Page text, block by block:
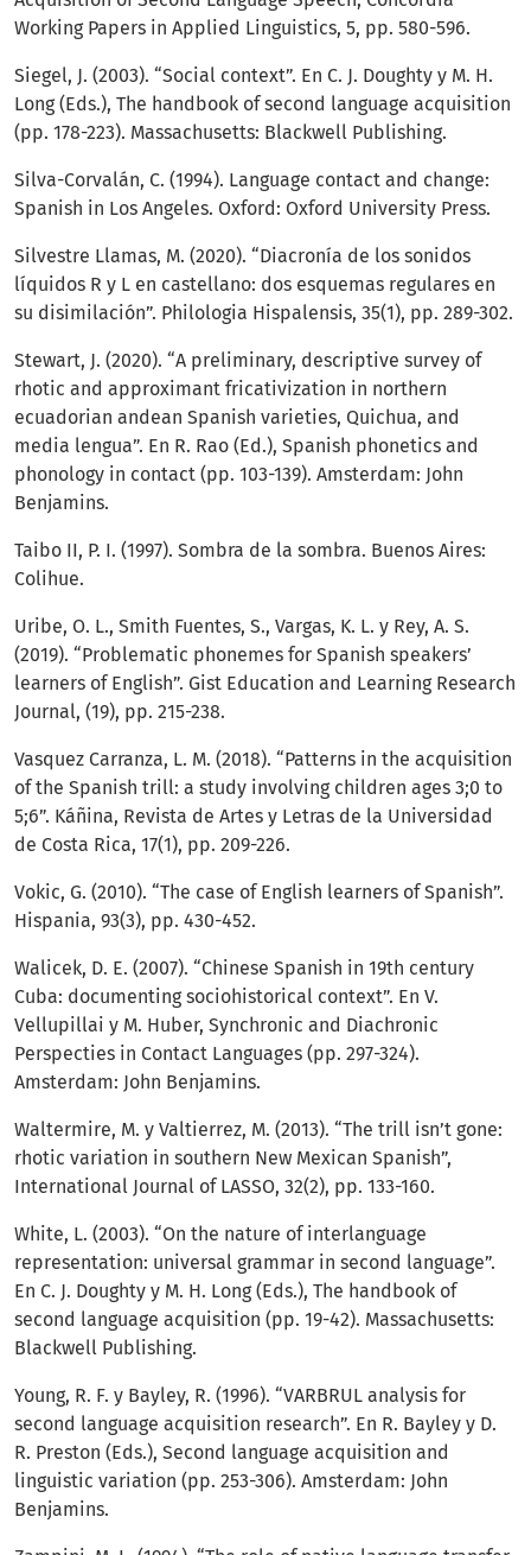
Working Papers in Applied Linguistics, 5, pp. 580-596.
Siegel, J. (2003). “Social context”. En C. J. Doughty y M. H.
Long (Eds.), The handbook of second language acquisition
(pp. 178-223). Massachusetts: Blackwell Publishing.
Silva-Corvalán, C. (1994). Language contact and change:
Spanish in Los Angeles. Oxford: Oxford University Press.
Silvestre Llamas, M. (2020). “Diacronía de los sonidos
líquidos R y L en castellano: dos esquemas regulares en
su disimilación”. Philologia Hispalensis, 35(1), pp. 289-302.
Stewart, J. (2020). “A preliminary, descriptive survey of
rhotic and approximant fricativization in northern
ecuadorian andean Spanish varieties, Quichua, and
media lengua”. En R. Rao (Ed.), Spanish phonetics and
phonology in contact (pp. 103-139). Amsterdam: John
Benjamins.
Taibo II, P. I. (1997). Sombra de la sombra. Buenos Aires:
Colihue.
Uribe, O. L., Smith Fuentes, S., Vargas, K. L. y Rey, A. S.
(2019). “Problematic phonemes for Spanish speakers’
learners of English”. Gist Education and Learning Research
Journal, (19), pp. 215-238.
Vasquez Carranza, L. M. (2018). “Patterns in the acquisition
of the Spanish trill: a study involving children ages 3;0 to
5;6”. Káñina, Revista de Artes y Letras de la Universidad
de Costa Rica, 17(1), pp. 209-226.
Vokic, G. (2010). “The case of English learners of Spanish”.
Hispania, 93(3), pp. 430-452.
Walicek, D. E. (2007). “Chinese Spanish in 19th century
Cuba: documenting sociohistorical context”. En V.
Vellupillai y M. Huber, Synchronic and Diachronic
Perspecties in Contact Languages (pp. 297-324).
Amsterdam: John Benjamins.
Waltermire, M. y Valtierrez, M. (2013). “The trill isn’t gone:
rhotic variation in southern New Mexican Spanish”,
International Journal of LASSO, 32(2), pp. 133-160.
White, L. (2003). “On the nature of interlanguage
representation: universal grammar in second language”.
En C. J. Doughty y M. H. Long (Eds.), The handbook of
second language acquisition (pp. 19-42). Massachusetts:
Blackwell Publishing.
Young, R. F. y Bayley, R. (1996). “VARBRUL analysis for
second language acquisition research”. En R. Bayley y D.
R. Preston (Eds.), Second language acquisition and
linguistic variation (pp. 253-306). Amsterdam: John
Benjamins.